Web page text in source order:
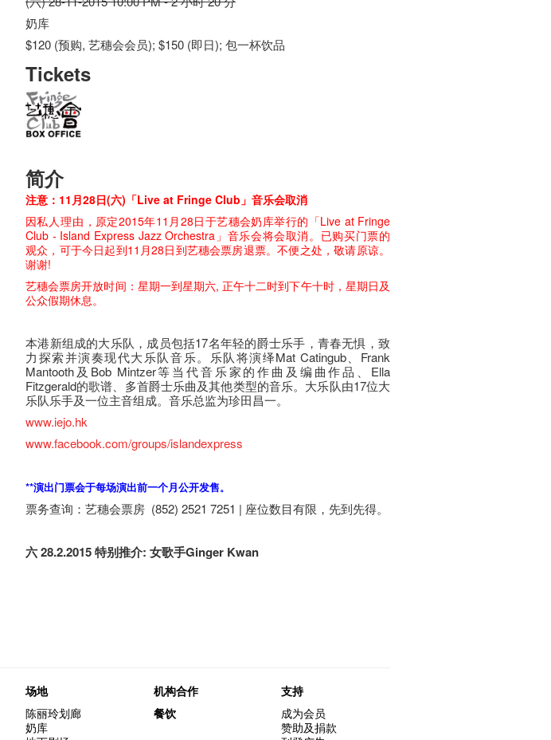
奶库
$120 (预购, 艺穗会会员); $150 (即日); 包一杯饮品
Tickets
简介
注​意：11月28日(六)「Live at Fringe Club」​音乐​会取消
因私​人​理​由，原定2015年11月28日于艺穗会奶库举行的「Live at Fringe
Club - Island Express Jazz Orchestra」音乐会将会取消。已购买门票的
观众，可于今日起到11月28日到艺穗会票房退票。不便之处，敬请原谅。
谢谢!
艺穗会票房开放时间：星期一到星期六, 正午十二时到下午十时，星期日及
公众假期休息。
本港新组成的大乐队，成员包括17名年轻的爵士乐手，青春无惧，致
力探索并演奏现代大乐队音乐。乐队将演绎Mat Catingub、Frank
Mantooth及Bob Mintzer等当代音乐家的作曲及编曲作品、Ella
Fitzgerald的歌谱、多首爵士乐曲及其他类型的音乐。大乐队由17位大
乐队乐手及一位主音组成。音乐总监为珍田昌一。
www.iejo.hk
www.facebook.com/groups/islandexpress
**演出门票会于每场演出前一个月公开发售。
票务查询：艺穗会票房 (852) 2521 7251 | 座​位​数目​有​限​，先到先得。
六 28.2.2015 特​别​推​介: 女歌手Ginger Kwan
场地
陈丽玲划廊
奶库
机构合作
餐饮
支持
成为会员
赞助及捐款